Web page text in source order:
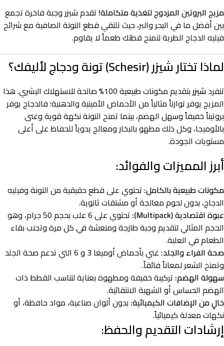
مزيج البروتين المزدوج لتغذية متكاملة! تقدم شيزر وجبة فاخرة تجمع
بين أفضل ما في البحر والبر، حيث تلتقي قطع التونة الصافية مع شرائح
فيليه الدجاج الطرية لتمنح قطتك طعماً لا يقاوم.
لماذا تختار شيزر (Schesir) تونة ودجاج لأليفك؟
تنفردشيزر
بتقديم مكونات طبيعية 100% صالحة للاستهلاك البشري. هذا
المزيج يوفر توازناً مثالياً من الأحماض الأمينية والدهنية؛ فالدجاج يوفر
بروتيناً خفيفاً وسهل الهضم، بينما تمنح التونة نكهة قوية وغنى
بالأوميجا، وكل ذلك مطهو بالبخار ومعالج يدوياً للحفاظ على أعلى
مستويات الجودة.
أبرز المميزات والفوائد:
مكونات طبيعية بالكامل: تحتوي على قطع حقيقية من التونة وفيليه
الدجاج، بدون لحوم معالجة أو مشتقات ثانوية.
عبوة اقتصادية (Multipack):
تحتوي على 6 علب بحجم 50 جرام، وهو
الحجم المثالي لتقديم وجبة طازجة ومنعشة في كل مرة وتجنب بقاء
الطعام في العلبة.
صحة الفراء والجلد:
غني بأحماض أوميغا 3 و 6 التي تدعم صحة الجلد
وتمنح الشعر لمعاناً فائقاً.
سهولة الهضم: تركيبة خفيفة ومطهوة بعناية لتناسب القطط ذات
الهضم الحساس أو الشهية الانتقائية.
خالٍ من الإضافات الكيميائية: بدون ألوان صناعية، مواد حافظة، أو
نكهات معدلة كيميائياً.
إرشادات التقديم والحفظ: